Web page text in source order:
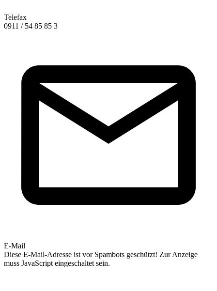
Telefax
0911 / 54 85 85 3
E-Mail
Diese E-Mail-Adresse ist vor Spambots geschützt! Zur Anzeige
muss JavaScript eingeschaltet sein.